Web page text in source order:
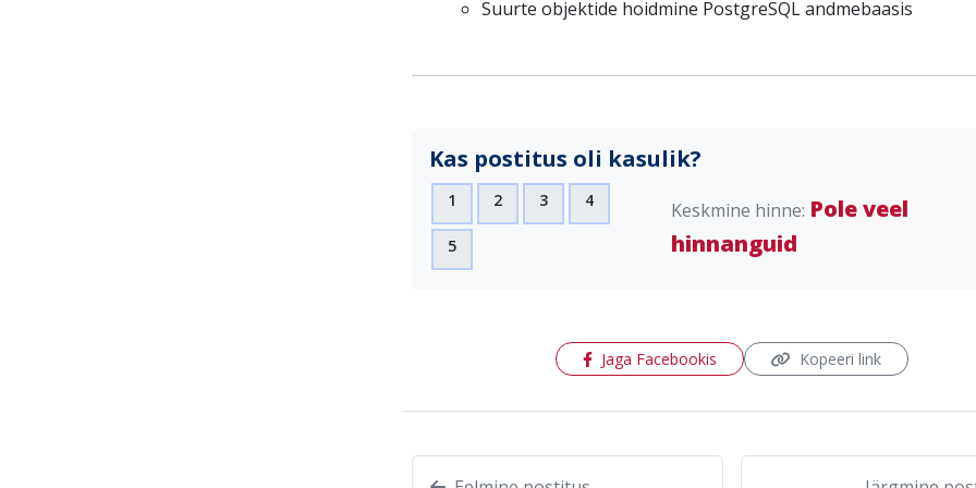
Suurte objektide hoidmine PostgreSQL andmebaasis
Kas postitus oli kasulik?
1 2 3 4
5
Keskmine hinne: Pole veel
hinnanguid
Jaga Facebookis (avaneb uues aknas)
Kopeeri link